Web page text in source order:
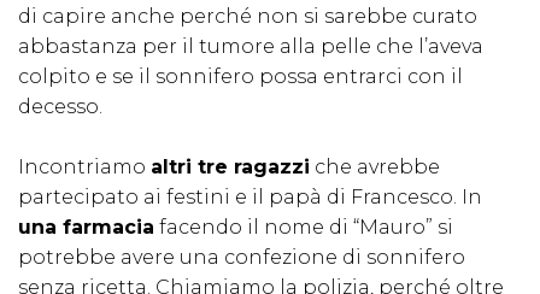
di capire anche perché non si sarebbe curato
abbastanza per il tumore alla pelle che l’aveva
colpito e se il sonnifero possa entrarci con il
decesso.
Incontriamo altri tre ragazzi che avrebbe
partecipato ai festini e il papà di Francesco. In
una farmacia facendo il nome di “Mauro” si
potrebbe avere una confezione di sonnifero
senza ricetta. Chiamiamo la polizia, perché oltre